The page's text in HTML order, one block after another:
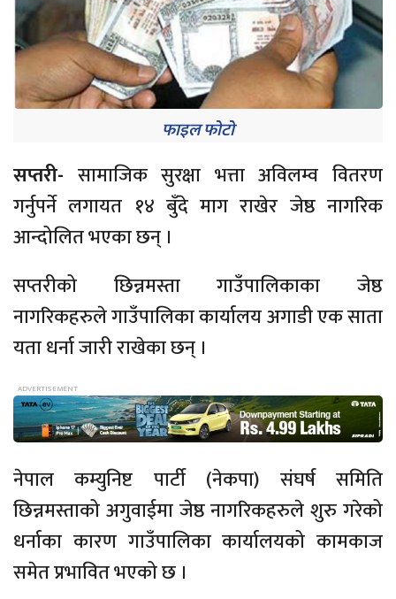
फाइल फोटो
सप्तरी- सामाजिक सुरक्षा भत्ता अविलम्व वितरण
गर्नुपर्ने लगायत १४ बुँदे माग राखेर जेष्ठ नागरिक
आन्दोलित भएका छन् ।
सप्तरीको छिन्नमस्ता गाउँपालिकाका जेष्ठ
नागरिकहरुले गाउँपालिका कार्यालय अगाडी एक साता
यता धर्ना जारी राखेका छन् ।
नेपाल कम्युनिष्ट पार्टी (नेकपा) संघर्ष समिति
छिन्नमस्ताको अगुवाईमा जेष्ठ नागरिकहरुले शुरु गरेको
धर्नाका कारण गाउँपालिका कार्यालयको कामकाज
समेत प्रभावित भएको छ ।